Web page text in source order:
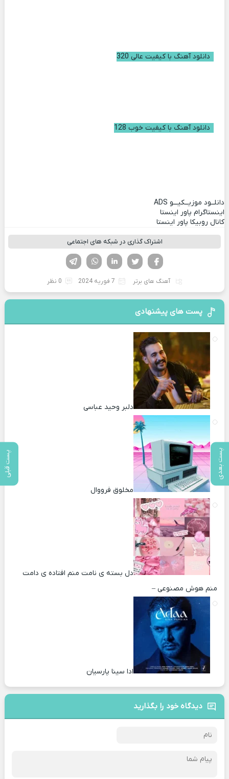
پست بعدی پست قبلی
دانلود آهنگ با کیفیت عالی 320
دانلود آهنگ با کیفیت خوب 128
دانلــود موزیــکیـــو ADS
اینستاگرام پاور اینستا
کانال روبیکا پاور اینستا
اشتراک گذاری در شبکه های اجتماعی
لینکدین تویتر
فیسوک
آهنگ های برتر 7 فوریه 2024 0 نظر
پست های پیشنهادی
دلبر وحید عباسی
مخلوق فرووال
دل بسته ی نامت منم افتاده ی دامت
منم هوش مصنوعی –
ادا سینا پارسیان
دیدگاه خود را بگذارید